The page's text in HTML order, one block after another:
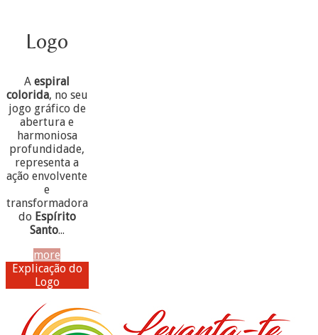
Logo
Aespiral
colorida, no seu
jogo gráfico de
abertura e
harmoniosa
profundidade,
representa a
ação envolvente
e
transformadora
do Espírito
Santo...
more
Explicação do
Logo